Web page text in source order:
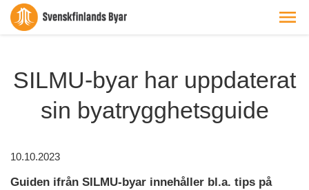
SILMU-byar har uppdaterat
sin byatrygghetsguide
10.10.2023
Guiden ifrån SILMU-byar innehåller bl.a. tips på